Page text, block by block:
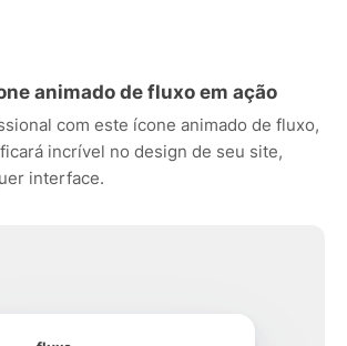
animado de fluxo em ação
com este ícone animado de fluxo,
incrível no design de seu site,
interface.